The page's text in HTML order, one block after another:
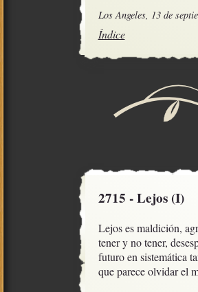
Los Angeles, 13 de
Índice
2715 - Lejos (I)
Lejos es maldición,
tener y no tener,
futuro en sistemática
que parece olvidar el